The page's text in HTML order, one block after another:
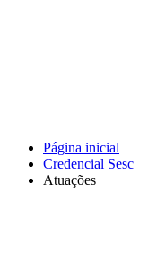
Página inicial
Credencial Sesc
Atuações